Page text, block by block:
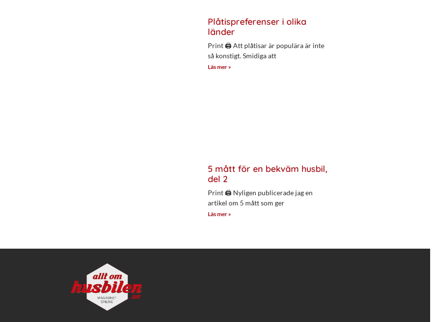
Plåtispreferenser i olika
länder
Print 🖨 Att plåtisar är populära är inte
så konstigt. Smidiga att
Läs mer »
5 mått för en bekväm husbil,
del 2
Print 🖨 Nyligen publicerade jag en
artikel om 5 mått som ger
Läs mer »